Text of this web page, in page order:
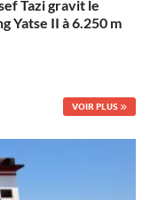
Tazi gravit le
Yatse II à 6.250 m
VOIR PLUS